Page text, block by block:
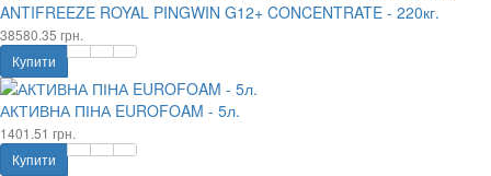
ANTIFREEZE ROYAL PINGWIN G12+ CONCENTRATE - 220кг.
38580.35 грн.
Купити
АКТИВНА ПІНА EUROFOAM - 5л.
1401.51 грн.
Купити